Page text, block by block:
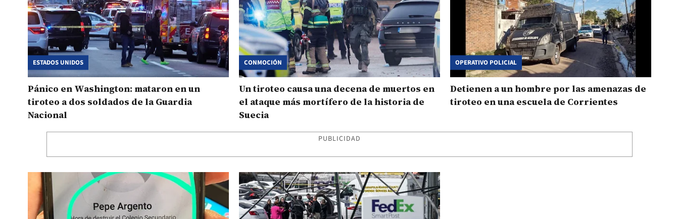
ESTADOS UNIDOS
Pánico en Washington: mataron en un
tiroteo a dos soldados de la Guardia
Nacional
CONMOCIÓN
Un tiroteo causa una decena de muertos en
el ataque más mortífero de la historia de
Suecia
OPERATIVO POLICIAL
Detienen a un hombre por las amenazas de
tiroteo en una escuela de Corrientes
PUBLICIDAD